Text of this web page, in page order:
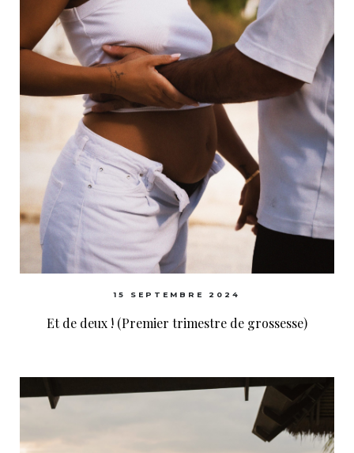
15 SEPTEMBRE 2024
Et de deux ! (Premier trimestre de grossesse)